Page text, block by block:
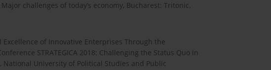
challenges of today’s economy, Bucharest: Tritonic.
Excellence of Innovative Enterprises Through the
STRATEGICA 2018: Challenging the Status Quo in
National University of Political Studies and Public